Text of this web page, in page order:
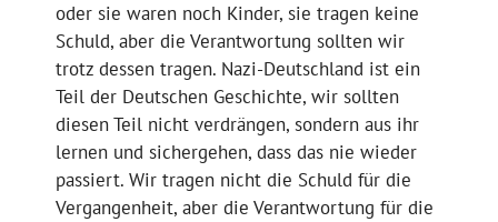
oder sie waren noch Kinder, sie tragen keine
Schuld, aber die Verantwortung sollten wir
trotz dessen tragen. Nazi-Deutschland ist ein
Teil der Deutschen Geschichte, wir sollten
diesen Teil nicht verdrängen, sondern aus ihr
lernen und sichergehen, dass das nie wieder
passiert. Wir tragen nicht die Schuld für die
Vergangenheit, aber die Verantwortung für die